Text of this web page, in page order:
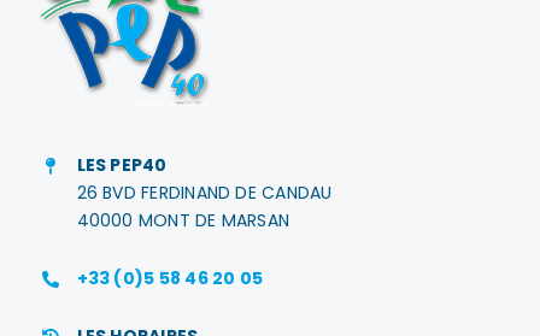
LES PEP40
26 BVD FERDINAND DE CANDAU
40000 MONT DE MARSAN
+33 (0)5 58 46 20 05